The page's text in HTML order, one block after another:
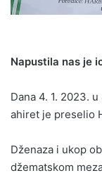
Napustila nas je
Dana 4. 1. 2023.
ahiret je preselio
Dženaza i ukop
džematskom